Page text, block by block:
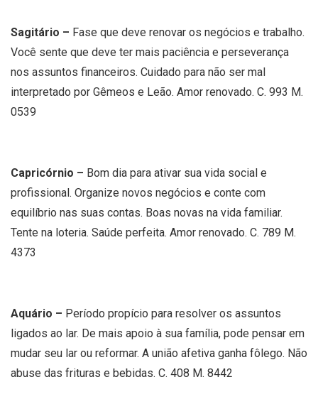
Sagitário – Fase que deve renovar os negócios e trabalho.
Você sente que deve ter mais paciência e perseverança
nos assuntos financeiros. Cuidado para não ser mal
interpretado por Gêmeos e Leão. Amor renovado. C. 993 M.
0539
Capricórnio – Bom dia para ativar sua vida social e
profissional. Organize novos negócios e conte com
equilíbrio nas suas contas. Boas novas na vida familiar.
Tente na loteria. Saúde perfeita. Amor renovado. C. 789 M.
4373
Aquário – Período propício para resolver os assuntos
ligados ao lar. De mais apoio à sua família, pode pensar em
mudar seu lar ou reformar. A união afetiva ganha fôlego. Não
abuse das frituras e bebidas. C. 408 M. 8442